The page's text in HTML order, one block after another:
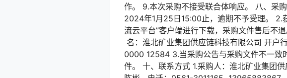
作。 9.本次采购不接受联合体响应。 八、采
2024年1月25日15:00止，逾期不予受理。 2.
流云平台”客户端进行下载，采购文件售后不
名：淮北矿业集团供应链科技有限公司 开
0000 12584 3.当采购公告与采购文件不一致
件。 十、联系方式 1.采购人：淮北矿业集团